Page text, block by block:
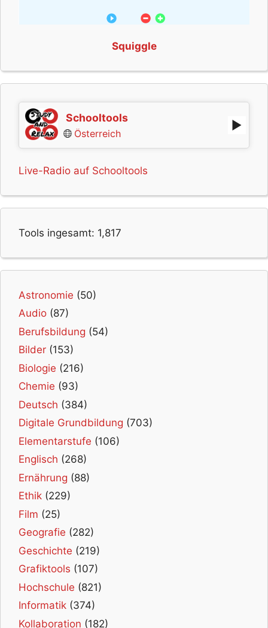
Squiggle
Schooltools
Österreich
Live-Radio auf Schooltools
Tools ingesamt: 1,817
Astronomie (50)
Audio (87)
Berufsbildung (54)
Bilder (153)
Biologie (216)
Chemie (93)
Deutsch (384)
Digitale Grundbildung (703)
Elementarstufe (106)
Englisch (268)
Ernährung (88)
Ethik (229)
Film (25)
Geografie (282)
Geschichte (219)
Grafiktools (107)
Hochschule (821)
Informatik (374)
Kollaboration (182)